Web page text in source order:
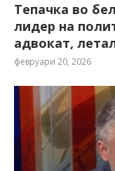
Тепачка во
лидер на
адвокат,
февруари 20, 2026